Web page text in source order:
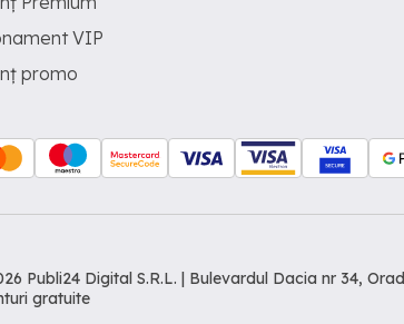
VIP
promo
Publi24 Digital S.R.L. | Bulevardul Dacia nr 34,
gratuite